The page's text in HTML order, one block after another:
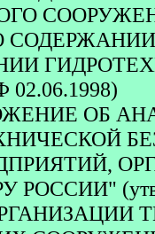
02.06.1998)
ОБ
(утв.